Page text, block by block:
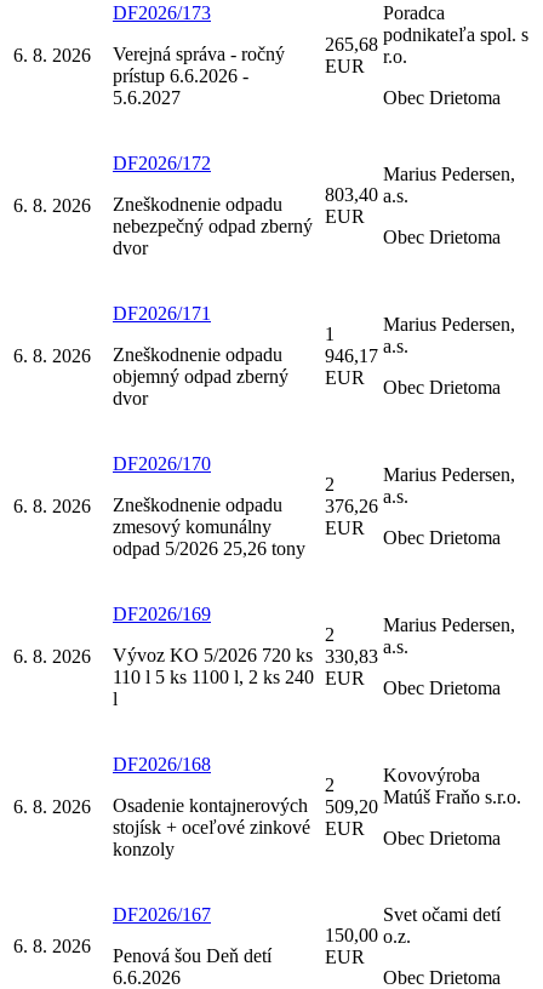
6. 8. 2026
DF2026/173
Verejná správa - ročný
prístup 6.6.2026 -
5.6.2027
265,68
EUR
Poradca
podnikateľa spol. s
r.o.
Obec Drietoma
6. 8. 2026
DF2026/172
Zneškodnenie odpadu
nebezpečný odpad zberný
dvor
803,40
EUR
Marius Pedersen,
a.s.
Obec Drietoma
6. 8. 2026
DF2026/171
Zneškodnenie odpadu
objemný odpad zberný
dvor
1
946,17
EUR
Marius Pedersen,
a.s.
Obec Drietoma
6. 8. 2026
DF2026/170
Zneškodnenie odpadu
zmesový komunálny
odpad 5/2026 25,26 tony
2
376,26
EUR
Marius Pedersen,
a.s.
Obec Drietoma
6. 8. 2026
DF2026/169
Vývoz KO 5/2026 720 ks
110 l 5 ks 1100 l, 2 ks 240
l
2
330,83
EUR
Marius Pedersen,
a.s.
Obec Drietoma
6. 8. 2026
DF2026/168
Osadenie kontajnerových
stojísk + oceľové zinkové
konzoly
2
509,20
EUR
Kovovýroba
Matúš Fraňo s.r.o.
Obec Drietoma
6. 8. 2026
DF2026/167
Penová šou Deň detí
6.6.2026
150,00
EUR
Svet očami detí
o.z.
Obec Drietoma